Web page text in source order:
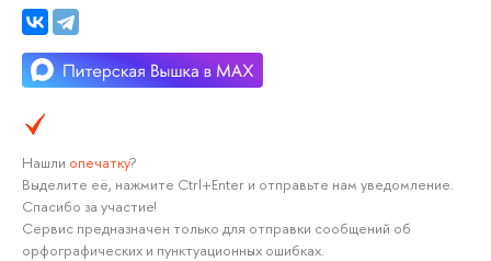
Нашли опечатку?
Выделите её, нажмите Ctrl+Enter и отправьте нам уведомление.
Спасибо за участие!
Сервис предназначен только для отправки сообщений об
орфографических и пунктуационных ошибках.